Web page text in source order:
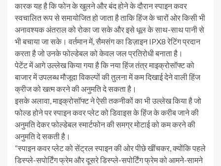
कारक यह है कि फोन के खुलने और बंद होने के दौरान स्पाइन कवर
स्वचालित रूप से समायोजित हो जाता है ताकि हिंज के चारों ओर किसी भी
अनावश्यक अंतराल को रोका जा सके और इसे धूल के साथ-साथ पानी से
भी बचाया जा सके। वर्तमान में, सैमसंग का डिज़ाइन IPX8 रेटिंग प्रदान
करता है जो उनके फोल्डेबल को केवल जल प्रतिरोधी बनाता है।
पेटेंट में आगे उल्लेख किया गया है कि नया हिंज तंत्र माइक्रोसॉफ्ट को
बाजार में उपलब्ध मौजूदा विकल्पों की तुलना में कम दिखाई देने वाली हिंज
क्रीज को खत्म करने की अनुमति दे सकता है।
इसके अलावा, माइक्रोसॉफ्ट ने ऐसी तकनीकों का भी उल्लेख किया है जो
फोल्ड होने पर स्पाइन कवर प्लेट को डिवाइस के हिंज के करीब जाने की
अनुमति देकर फोल्डेबल स्मार्टफोन की समग्र मोटाई को कम करने की
अनुमति दे सकती है।
“स्पाइन कवर प्लेट को सेंट्रल स्पाइन की ओर पीछे खींचकर, क्योंकि पहले
डिस्प्ले-सपोर्टिंग फ्रेम और दूसरे डिस्प्ले-सपोर्टिंग फ्रेम को आमने-सामने